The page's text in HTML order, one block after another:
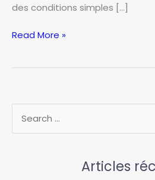
des conditions simples […]
Découvrir
bancaire
qui
change
Read More »
e
Articles